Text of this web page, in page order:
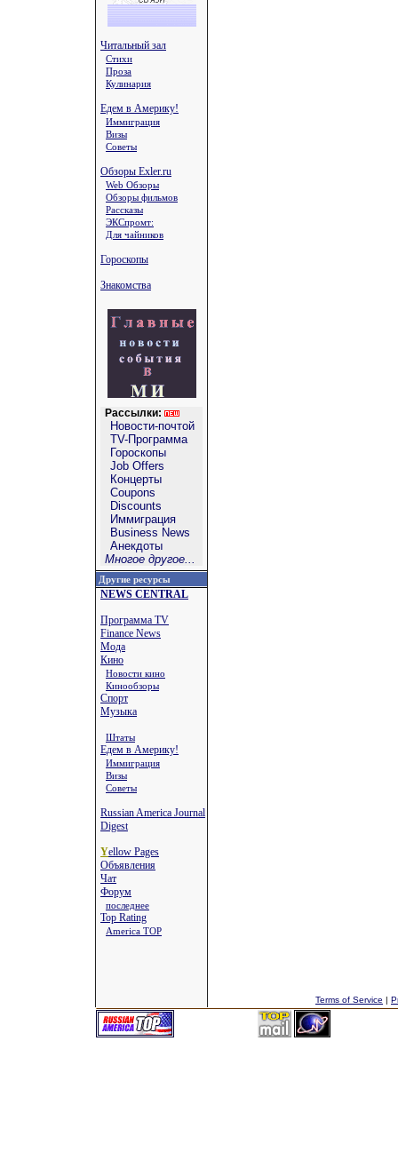
Читальный зал
Стихи
Проза
Кулинария
Едем в Америку!
Иммиграция
Визы
Советы
Обзоры Exler.ru
Web Обзоры
Обзоры фильмов
Рассказы
ЭКСпромт:
Для чайников
Гороскопы
Знакомства
Рассылки:
Новости-почтой
TV-Программа
Гороскопы
Job Offers
Концерты
Coupons
Discounts
Иммиграция
Business News
Анекдоты
Многое другое...
Другие ресурсы
NEWS CENTRAL
Программа TV
Finance News
Мода
Кино
Новости кино
Кинообзоры
Спорт
Музыка
Штаты
Едем в Америку!
Иммиграция
Визы
Советы
Russian America Journal
Digest
Yellow Pages
Объявления
Чат
Форум
последнее
Top Rating
America TOP
Terms of Service |